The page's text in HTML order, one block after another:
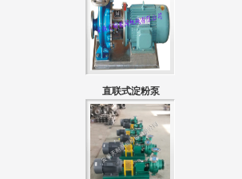
直联式淀粉泵